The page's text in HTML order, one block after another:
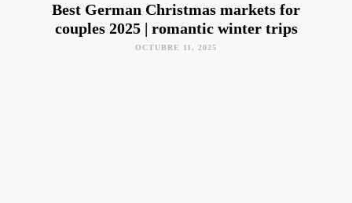
Best German Christmas markets for
couples 2025 | romantic winter trips
OCTUBRE 11, 2025